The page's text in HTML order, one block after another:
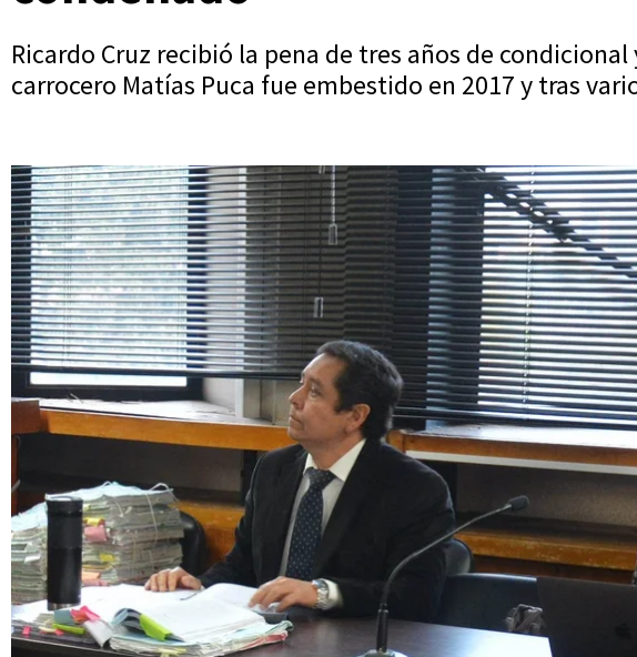
Ricardo Cruz recibió la pena de tres años de
carrocero Matías Puca fue embestido en 2017 y tras